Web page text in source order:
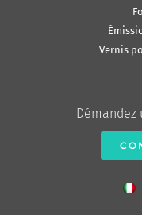
Vernis
Démandez